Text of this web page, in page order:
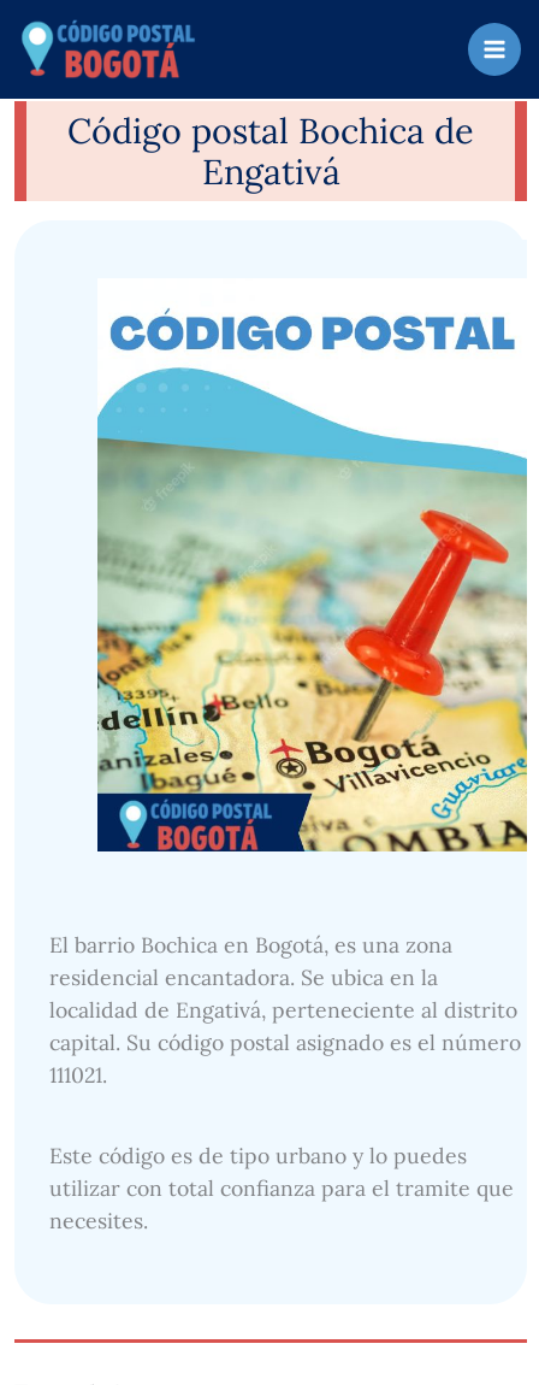
contenido
Código postal Bochica de
Engativá
El barrio Bochica en Bogotá, es una zona
residencial encantadora. Se ubica en la
localidad de Engativá, perteneciente al distrito
capital. Su código postal asignado es el número
111021.
Este código es de tipo urbano y lo puedes
utilizar con total confianza para el tramite que
necesites.